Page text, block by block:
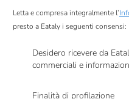
Letta e compresa integralmente l’
presto a Eataly i seguenti consensi:
Desidero ricevere da
commerciali e
Finalità di profilazione